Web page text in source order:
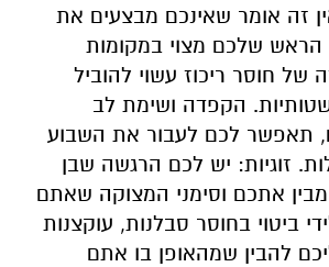
זה אומר שאינכם מבצעים את
שלכם מצוי במקומות
של חוסר ריכוז עשוי להוביל
הקפדה ושימת לב
תאפשר לכם לעבור את השבוע
זוגיות: יש לכם הרגשה שבן
מבין אתכם וסימני המצוקה שאתם
ביטוי בחוסר סבלנות, עוקצנות
להבין שמהאופן בו אתם